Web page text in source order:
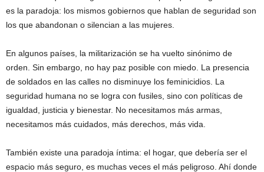
es la paradoja: los mismos gobiernos que hablan de seguridad son
los que abandonan o silencian a las mujeres.
En algunos países, la militarización se ha vuelto sinónimo de
orden. Sin embargo, no hay paz posible con miedo. La presencia
de soldados en las calles no disminuye los feminicidios. La
seguridad humana no se logra con fusiles, sino con políticas de
igualdad, justicia y bienestar. No necesitamos más armas,
necesitamos más cuidados, más derechos, más vida.
También existe una paradoja íntima: el hogar, que debería ser el
espacio más seguro, es muchas veces el más peligroso. Ahí donde